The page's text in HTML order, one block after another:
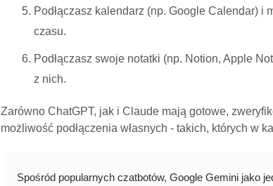
Podłączasz kalendarz (np. Google Calendar) i
czasu.
Podłączasz swoje notatki (np. Notion, Apple
z nich.
Zarówno ChatGPT, jak i Claude mają gotowe,
możliwość podłączenia własnych - takich, których w
Spośród popularnych czatbotów, Google Gemini jako